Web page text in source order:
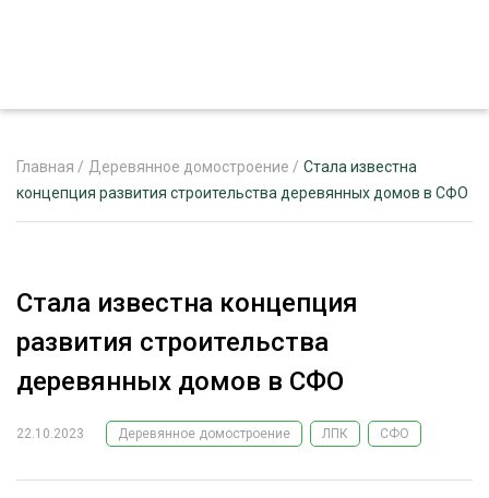
РЕКЛАМОДАТЕЛЯМ
ЛЕСНОЕ ХОЗЯЙСТВО
ЛЕСОЗАГОТОВКА
ЭКСПЕРТНОЕ МНЕНИЕ
Главная / Деревянное домостроение / Стала известна
концепция развития строительства деревянных домов в СФО
Стала известна концепция
развития строительства
деревянных домов в СФО
22.10.2023 Деревянное домостроение ЛПК СФО